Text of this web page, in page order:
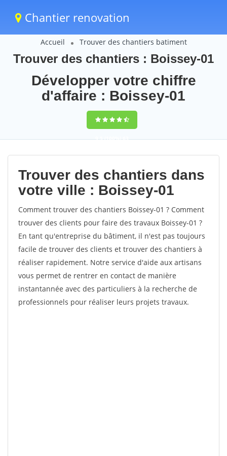
Chantier renovation
Accueil Trouver des chantiers batiment
Trouver des chantiers : Boissey-01
Développer votre chiffre
d'affaire : Boissey-01
9,5(100%)63
votes
Trouver des chantiers dans
votre ville : Boissey-01
Comment trouver des chantiers Boissey-01 ? Comment
trouver des clients pour faire des travaux Boissey-01 ?
En tant qu'entreprise du bâtiment, il n'est pas toujours
facile de trouver des clients et trouver des chantiers à
réaliser rapidement. Notre service d'aide aux artisans
vous permet de rentrer en contact de manière
instantannée avec des particuliers à la recherche de
professionnels pour réaliser leurs projets travaux.